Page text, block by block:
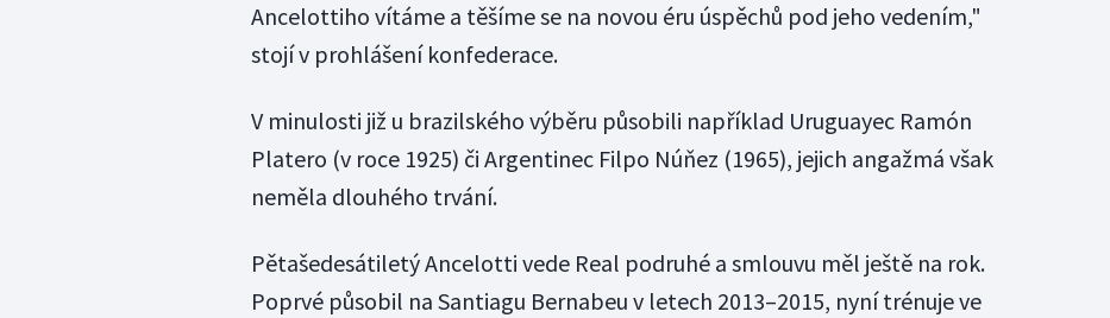
Ancelottiho vítáme a těšíme se na novou éru úspěchů pod jeho vedením,"
stojí v prohlášení konfederace.
V minulosti již u brazilského výběru působili například Uruguayec Ramón
Platero (v roce 1925) či Argentinec Filpo Núňez (1965), jejich angažmá však
neměla dlouhého trvání.
Pětašedesátiletý Ancelotti vede Real podruhé a smlouvu měl ještě na rok.
Poprvé působil na Santiagu Bernabeu v letech 2013–2015, nyní trénuje ve